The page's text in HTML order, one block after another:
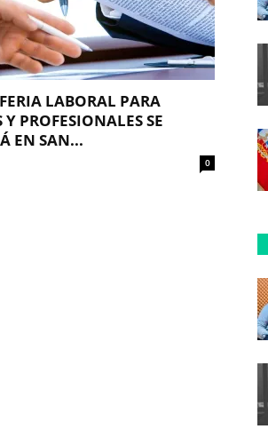
LABORAL PARA
PROFESIONALES SE
EN SAN...
0